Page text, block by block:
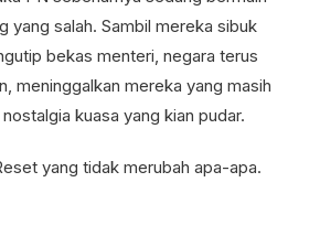
yang salah. Sambil mereka sibuk
bekas menteri, negara terus
meninggalkan mereka yang masih
kuasa yang kian pudar.
yang tidak merubah apa-apa.